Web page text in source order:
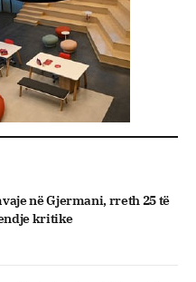
në Gjermani, rreth 25 të
kritike